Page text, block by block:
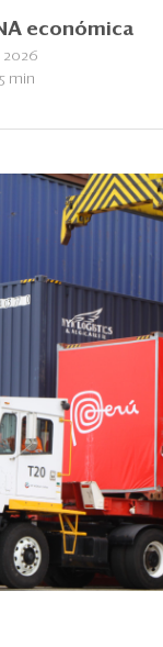
económica
2026
min